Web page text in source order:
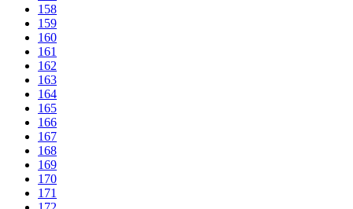
158
159
160
161
162
163
164
165
166
167
168
169
170
171